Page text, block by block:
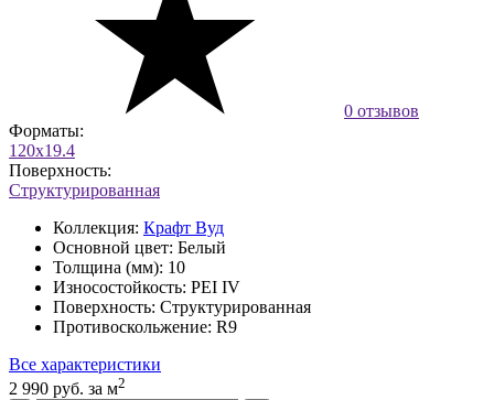
0 отзывов
Форматы:
120x19.4
Поверхность:
Структурированная
Коллекция: Крафт Вуд
Основной цвет: Белый
Толщина (мм): 10
Износостойкость: PEI IV
Поверхность: Структурированная
Противоскольжение: R9
Все характеристики
2 990 руб. за м2